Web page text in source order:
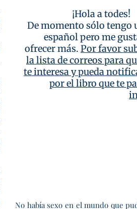
¡Hola a todes!
De momento sólo tengo
español pero me
ofrecer más. Por favor
la lista de correos para
te interesa y pueda
por el libro que te
No había sexo en el mundo que